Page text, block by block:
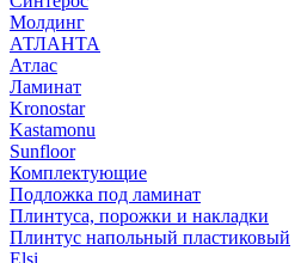
Молдинг
АТЛАНТА
Атлас
Ламинат
Kronostar
Kastamonu
Sunfloor
Комплектующие
Подложка под ламинат
Плинтуса, порожки и накладки
Плинтус напольный пластиковый
Elsi